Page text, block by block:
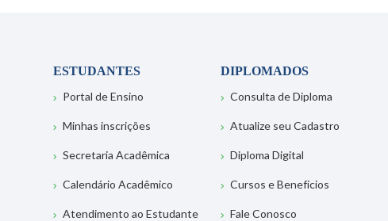
ESTUDANTES
Portal de Ensino
Minhas inscrições
Secretaria Acadêmica
Calendário Acadêmico
Atendimento ao Estudante
DIPLOMADOS
Consulta de Diploma
Atualize seu Cadastro
Diploma Digital
Cursos e Benefícios
Fale Conosco